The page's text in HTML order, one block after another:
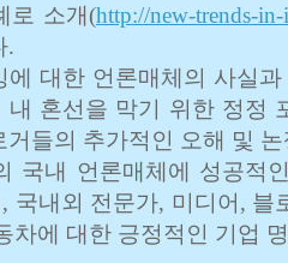
로 소개(http://new-trends-
.
에 대한 언론매체의 사실
내 혼선을 막기 위한 정정
거들의 추가적인 오해 및
국내 언론매체에 성공적
국내외 전문가, 미디어, 블
차에 대한 긍정적인 기업